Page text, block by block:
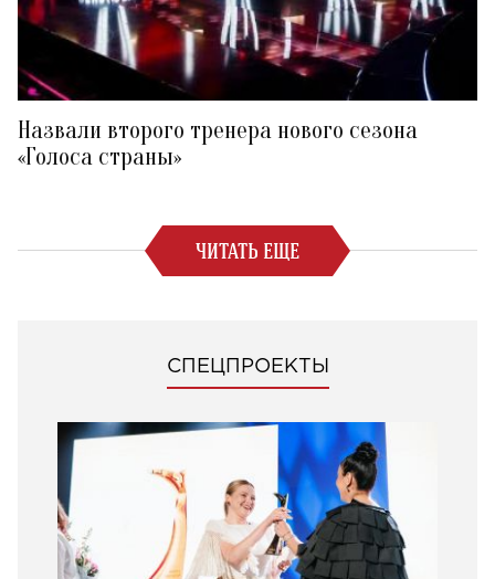
Назвали второго тренера нового сезона
«Голоса страны»
ЧИТАТЬ ЕЩЕ
СПЕЦПРОЕКТЫ